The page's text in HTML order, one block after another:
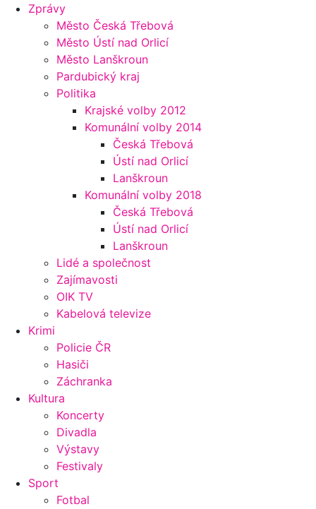
Zprávy
Město Česká Třebová
Město Ústí nad Orlicí
Město Lanškroun
Pardubický kraj
Politika
Krajské volby 2012
Komunální volby 2014
Česká Třebová
Ústí nad Orlicí
Lanškroun
Komunální volby 2018
Česká Třebová
Ústí nad Orlicí
Lanškroun
Lidé a společnost
Zajímavosti
OIK TV
Kabelová televize
Krimi
Policie ČR
Hasiči
Záchranka
Kultura
Koncerty
Divadla
Výstavy
Festivaly
Sport
Fotbal